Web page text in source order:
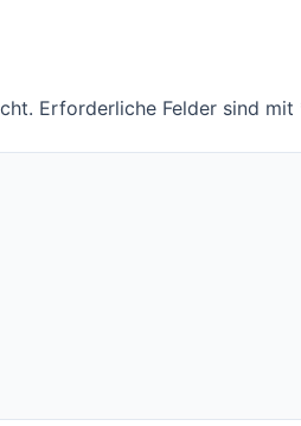
Erforderliche Felder sind mit